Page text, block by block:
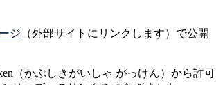
ジ （外部サイトにリンクします）で公開
（かぶしきがいしゃ がっけん）から許可